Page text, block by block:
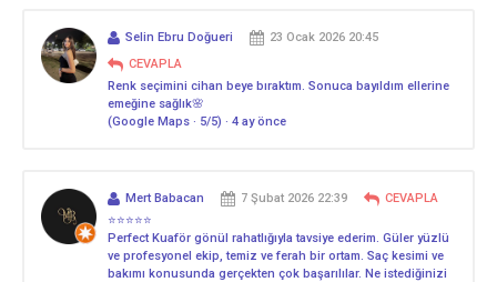
Selin Ebru Doğueri
23 Ocak 2026 20:45
CEVAPLA
Renk seçimini cihan beye bıraktım. Sonuca bayıldım ellerine
emeğine sağlık🌸
(Google Maps · 5/5) · 4 ay önce
Mert Babacan 7 Şubat 2026 22:39
CEVAPLA
⭐⭐⭐⭐⭐
Perfect Kuaför gönül rahatlığıyla tavsiye ederim. Güler yüzlü
ve profesyonel ekip, temiz ve ferah bir ortam. Saç kesimi ve
bakımı konusunda gerçekten çok başarılılar. Ne istediğinizi